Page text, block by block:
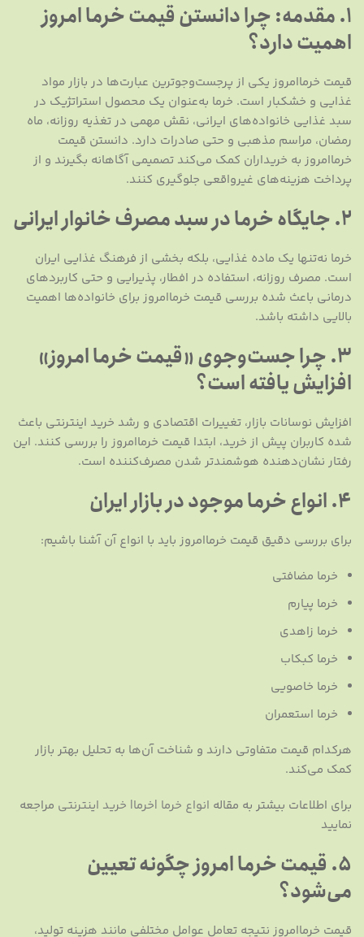
1. مقدمه: چرا دانستن قیمت خرما امروز
اهمیت دارد؟
قیمت خرماامروز یکی از پرجست‌وجوترین عبارت‌ها در بازار مواد
غذایی و خشکبار است. خرما به‌عنوان یک محصول استراتژیک در
سبد غذایی خانواده‌های ایرانی، نقش مهمی در تغذیه روزانه، ماه
رمضان، مراسم مذهبی و حتی صادرات دارد. دانستن قیمت
خرماامروز به خریداران کمک می‌کند تصمیمی آگاهانه بگیرند و از
پرداخت هزینه‌های غیرواقعی جلوگیری کنند.
2. جایگاه خرما در سبد مصرف خانوار ایرانی
خرما نه‌تنها یک ماده غذایی، بلکه بخشی از فرهنگ غذایی ایران
است. مصرف روزانه، استفاده در افطار، پذیرایی و حتی کاربردهای
درمانی باعث شده بررسی قیمت خرماامروز برای خانواده‌ها اهمیت
بالایی داشته باشد.
3. چرا جست‌وجوی «قیمت خرما امروز»
افزایش یافته است؟
افزایش نوسانات بازار، تغییرات اقتصادی و رشد خرید اینترنتی باعث
شده کاربران پیش از خرید، ابتدا قیمت خرماامروز را بررسی کنند. این
رفتار نشان‌دهنده هوشمندتر شدن مصرف‌کننده است.
4. انواع خرما موجود در بازار ایران
برای بررسی دقیق قیمت خرماامروز باید با انواع آن آشنا باشیم:
خرما مضافتی
خرما پیارم
خرما زاهدی
خرما کبکاب
خرما خاصویی
خرما استعمران
هرکدام قیمت متفاوتی دارند و شناخت آن‌ها به تحلیل بهتر بازار
کمک می‌کند.
برای اطلاعات بیشتر به مقاله انواع خرما |خرما| خرید اینترنتی مراجعه
نمایید
5. قیمت خرما امروز چگونه تعیین
می‌شود؟
قیمت خرماامروز نتیجه تعامل عوامل مختلفی مانند هزینه تولید،